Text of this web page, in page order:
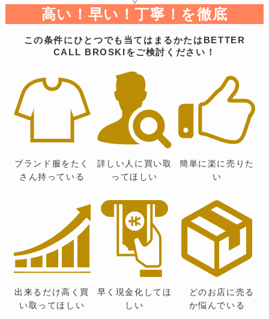
高い！早い！丁寧！を徹底
この条件にひとつでも当てはまるかたはBETTER
CALL BROSKIをご検討ください！
ブランド服をたく
さん持っている
詳しい人に買い取
ってほしい
簡単に楽に売りた
い
出来るだけ高く買
い取ってほしい
早く現金化してほ
しい
どのお店に売る
か悩んでいる